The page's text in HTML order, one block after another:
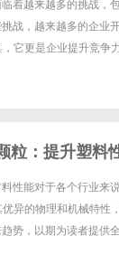
着越来越多的挑战，
战，越来越多的企业
它更是企业提升竞争
粒：提升塑料
性能对于各个行业来
异的物理和机械特性
势，以期为读者提供